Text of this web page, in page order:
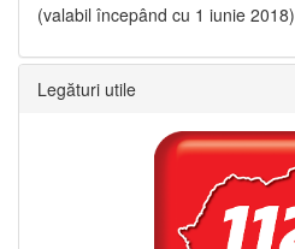
(valabil începând cu 1 iunie 2018)
Legături utile